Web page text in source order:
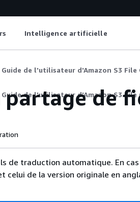
Intelligence artificielle
Guide de l'utilisateur d'Amazon S3 File
Guide de l'utilisateur d'Amazon S3 File
de
de traduction automatique. En
de la version originale en